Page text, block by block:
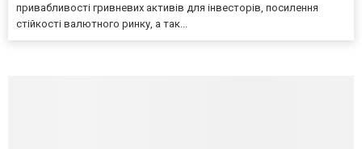
привабливості гривневих активів для інвесторів, посилення
стійкості валютного ринку, а так...